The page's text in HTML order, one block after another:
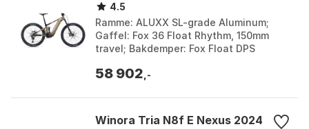
4.5
Ramme: ALUXX SL-grade Aluminum;
Gaffel: Fox 36 Float Rhythm, 150mm
travel; Bakdemper: Fox Float DPS
35. Farge: Kobber, Messi...
58 902 ,-
Winora Tria N8f E Nexus 2024